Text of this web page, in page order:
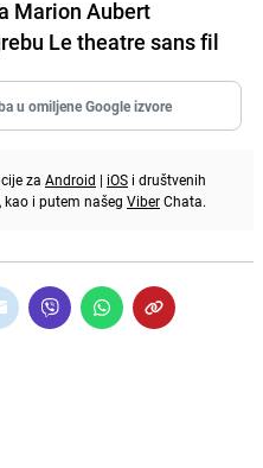
Marion Aubert
Le theatre sans fil
u omiljene Google izvore
za Android | iOS i društvenih
, kao i putem našeg ViberChata.